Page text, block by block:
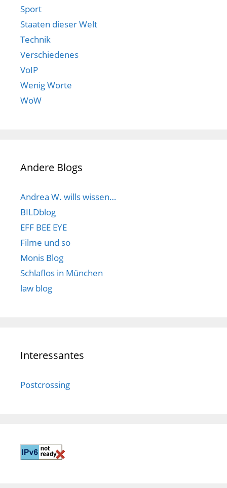
Sport
Staaten dieser Welt
Technik
Verschiedenes
VoIP
Wenig Worte
WoW
Andere Blogs
Andrea W. wills wissen…
BILDblog
EFF BEE EYE
Filme und so
Monis Blog
Schlaflos in München
law blog
Interessantes
Postcrossing